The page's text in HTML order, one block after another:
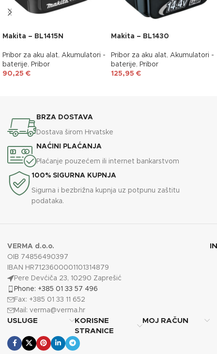
Makita – BL1415N
Pribor za aku alat, Akumulatori -
baterije, Pribor
90,25 €
Makita – BL1430
Pribor za aku alat, Akumulatori -
baterije, Pribor
125,95 €
BRZA DOSTAVA
Dostava širom Hrvatske
NAĆINI PLAĆANJA
Plaćanje pouzećem ili internet bankarstvom
100% SIGURNA KUPNJA
Sigurna i bezbrižna kupnja uz potpunu zaštitu
podataka.
VERMA d.o.o.
OIB 74856490397
IBAN HR7123600001101314879
Pere Devćiča 23, 10290 Zaprešić
Phone: +385 01 33 57 496
Fax: +385 01 33 11 652
Mail: verma@verma.hr
USLUGE
KORISNE
STRANICE
MOJ RAČUN